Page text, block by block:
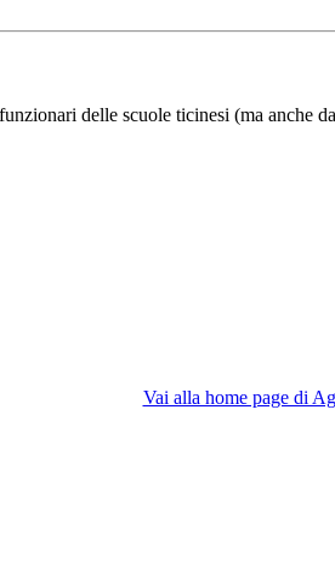
delle scuole ticinesi (ma anche
Vai alla home page di